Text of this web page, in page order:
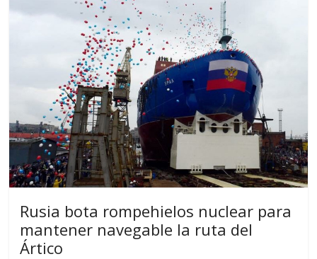
Rusia bota rompehielos nuclear para
mantener navegable la ruta del
Ártico